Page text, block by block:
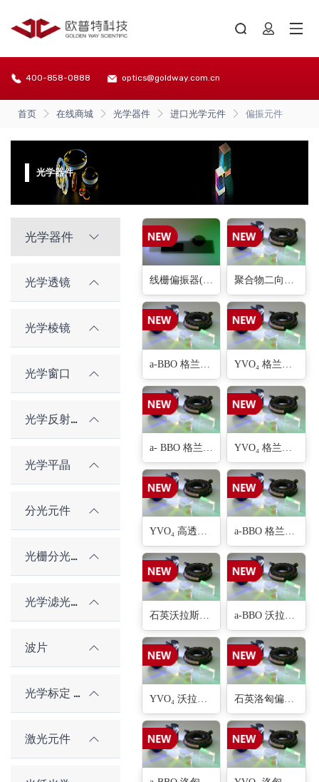
400-858-0888 optics@goldway.com.cn
首页 在线商城 光学器件 进口光学元件 偏振元件
光学器件
光学器件
光学透镜
光学棱镜
光学窗口
光学反射镜
光学平晶
分光元件
光栅分光元件
光学滤光片
波片
光学标定 / 对准元件
激光元件
线栅偏振器(1种)
YVO₄ 高透过布鲁斯特偏振器(3种) a-BBO 格兰汤普森偏振器(5种)
石英沃拉斯顿偏振器(5种)